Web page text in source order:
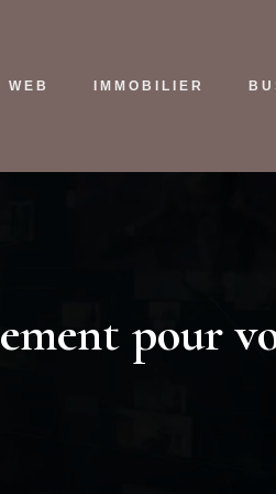
WEB IMMOBILIER
pour